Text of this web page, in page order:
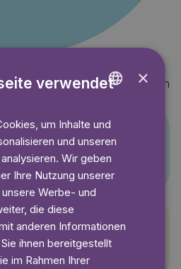
Mehr anzeigen
GERMAN
×
verwendet
um Inhalte und
und unseren
Wir geben
Ihre Nutzung unserer
Werbe- und
die diese
anderen Informationen
ihnen bereitgestellt
im Rahmen Ihrer